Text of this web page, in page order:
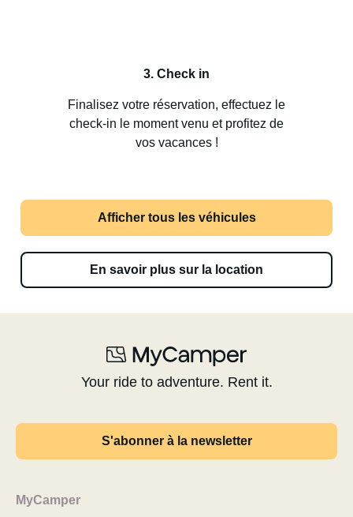
3. Check in
Finalisez votre réservation, effectuez le
check-in le moment venu et profitez de
vos vacances !
Afficher tous les véhicules
En savoir plus sur la location
Your ride to adventure. Rent it.
S'abonner à la newsletter
MyCamper